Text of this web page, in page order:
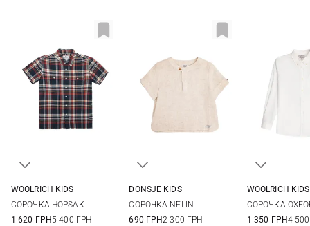
WOOLRICH KIDS
СОРОЧКА HOPSAK
1 620 ГРН5 400 ГРН
DONSJE KIDS
СОРОЧКА NELIN
690 ГРН2 300 ГРН
WOOLRICH KIDS
СОРОЧКА
1 350 ГРН4